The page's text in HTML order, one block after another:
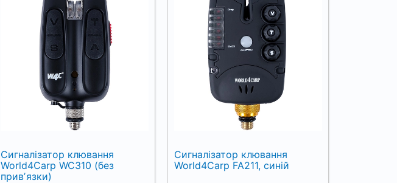
Сигналізатор клювання
World4Carp WC310 (без
привʼязки)
Сигналізатор клювання
World4Carp FA211, синій